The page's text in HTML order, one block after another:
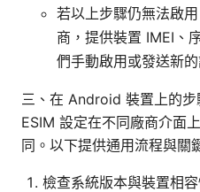
若以上步驟仍無法啟
商，提供裝置 IMEI、
們手動啟用或發送新的
三、在 Android 裝置上的
ESIM 設定在不同廠商介面
同。以下提供通用流程與關
檢查系統版本與裝置相